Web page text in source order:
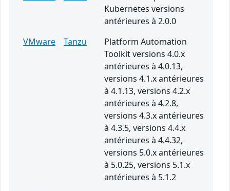
Kubernetes versions
antérieures à 2.0.0
VMware
Tanzu
Platform Automation
Toolkit versions 4.0.x
antérieures à 4.0.13,
versions 4.1.x antérieures
à 4.1.13, versions 4.2.x
antérieures à 4.2.8,
versions 4.3.x antérieures
à 4.3.5, versions 4.4.x
antérieures à 4.4.32,
versions 5.0.x antérieures
à 5.0.25, versions 5.1.x
antérieures à 5.1.2